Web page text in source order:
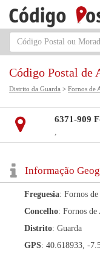
Código Postal de
Distrito da Guarda > Fornos de
6371-909
,
Informação
Freguesia: Fornos
Concelho: Fornos de
Distrito: Guarda
GPS: 40.618933, -